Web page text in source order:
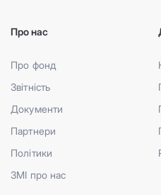
Про нас
Про фонд
Звітність
Документи
Партнери
Політики
ЗМІ про нас